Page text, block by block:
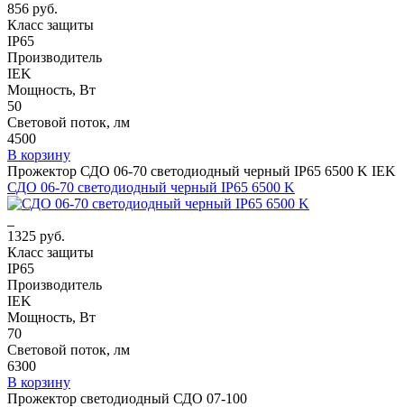
856 руб.
Класс защиты
IP65
Производитель
IEK
Мощность, Вт
50
Световой поток, лм
4500
В корзину
Прожектор СДО 06-70 светодиодный черный IP65 6500 K IEK
СДО 06-70 светодиодный черный IP65 6500 K
1325 руб.
Класс защиты
IP65
Производитель
IEK
Мощность, Вт
70
Световой поток, лм
6300
В корзину
Прожектор светодиодный СДО 07-100